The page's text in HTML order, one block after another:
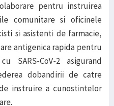
pentru instruirea
comunitare si oficinele
si asistenti de farmacie,
antigenica rapida pentru
SARS-CoV-2 asigurand
dobandirii de catre
instruire a cunostintelor